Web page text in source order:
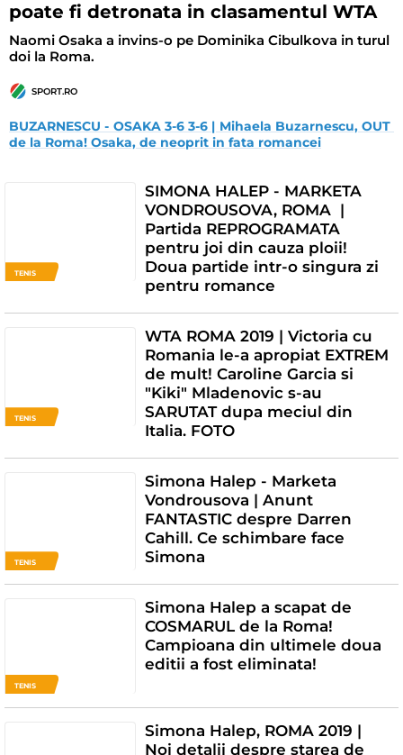
poate fi detronata in clasamentul WTA
Naomi Osaka a invins-o pe Dominika Cibulkova in turul
doi la Roma.
SPORT.RO
BUZARNESCU - OSAKA 3-6 3-6 | Mihaela Buzarnescu, OUT
de la Roma! Osaka, de neoprit in fata romancei
TENIS
SIMONA HALEP - MARKETA
VONDROUSOVA, ROMA |
Partida REPROGRAMATA
pentru joi din cauza ploii!
Doua partide intr-o singura zi
pentru romance
TENIS
WTA ROMA 2019 | Victoria cu
Romania le-a apropiat EXTREM
de mult! Caroline Garcia si
"Kiki" Mladenovic s-au
SARUTAT dupa meciul din
Italia. FOTO
TENIS
Simona Halep - Marketa
Vondrousova | Anunt
FANTASTIC despre Darren
Cahill. Ce schimbare face
Simona
TENIS
Simona Halep a scapat de
COSMARUL de la Roma!
Campioana din ultimele doua
editii a fost eliminata!
Simona Halep, ROMA 2019 |
Noi detalii despre starea de